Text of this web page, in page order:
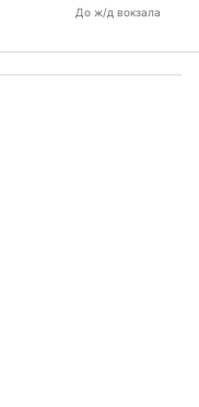
До ж/д вокзала